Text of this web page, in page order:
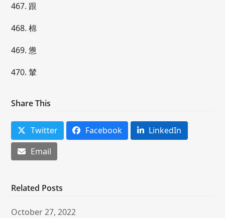
467. 跟
468. 棉
469. 憊
470. 輦
Share This
Twitter Facebook
LinkedIn
Email
Related Posts
October 27, 2022